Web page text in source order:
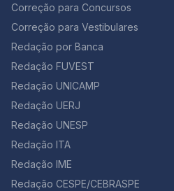
Correção para Concursos
Correção para Vestibulares
Redação por Banca
Redação FUVEST
Redação UNICAMP
Redação UERJ
Redação UNESP
Redação ITA
Redação IME
Redação CESPE/CEBRASPE